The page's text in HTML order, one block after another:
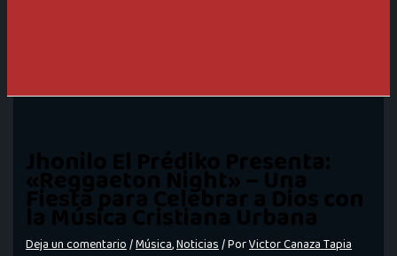
Jhonilo El Prédiko Presenta:
«Reggaeton Night» – Una
Fiesta para Celebrar a Dios con
la Música Cristiana Urbana
Deja un comentario/Música,Noticias/ PorVictor Canaza Tapia